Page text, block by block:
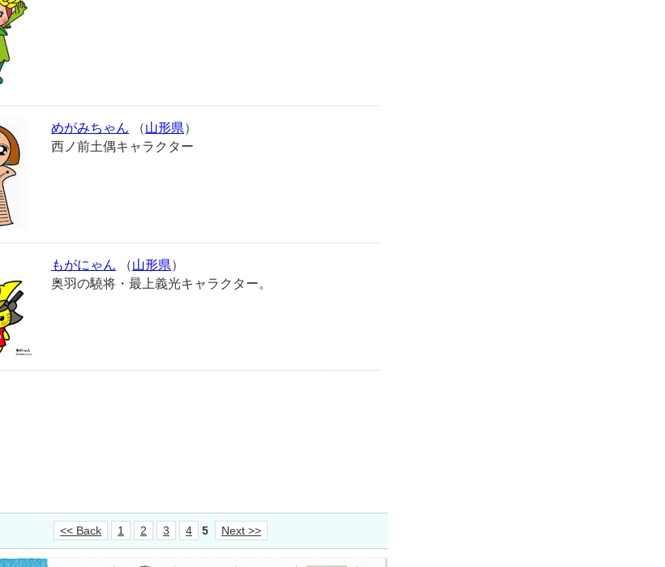
めがみちゃん （山形県）
西ノ前土偶キャラクター
もがにゃん （山形県）
奥羽の驍将・最上義光キャラクター。
<< Back 1 2 3 4 5 Next >>